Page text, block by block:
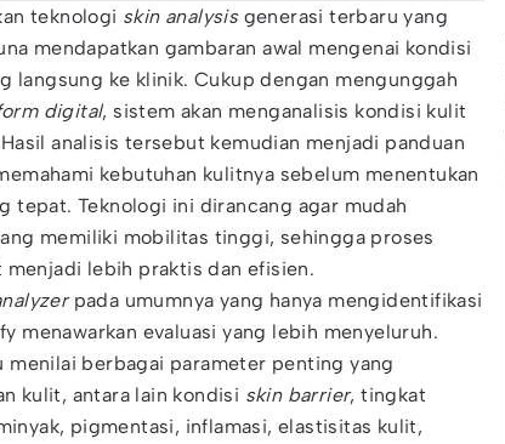
teknologi skin analysisgenerasi terbaru yang
mendapatkan gambaran awal mengenai kondisi
langsung ke klinik. Cukup dengan mengunggah
digital, sistem akan menganalisis kondisi kulit
analisis tersebut kemudian menjadi panduan
kebutuhan kulitnya sebelum menentukan
tepat. Teknologi ini dirancang agar mudah
memiliki mobilitas tinggi, sehingga proses
lebih praktis dan efisien.
pada umumnya yang hanya mengidentifikasi
menawarkan evaluasi yang lebih menyeluruh.
menilai berbagai parameter penting yang
kulit, antara lain kondisi skin barrier, tingkat
pigmentasi, inflamasi, elastisitas kulit,